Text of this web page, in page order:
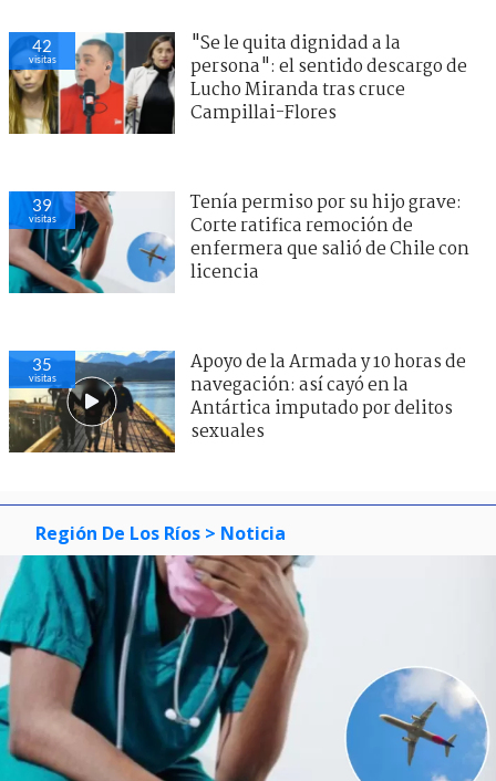
43
visitas
"Se le quita dignidad a la
persona": el sentido descargo de
Lucho Miranda tras cruce
Campillai-Flores
39
visitas
Tenía permiso por su hijo grave:
Corte ratifica remoción de
enfermera que salió de Chile con
licencia
37
visitas
Apoyo de la Armada y 10 horas de
navegación: así cayó en la
Antártica imputado por delitos
sexuales
Región De Los Ríos > Noticia